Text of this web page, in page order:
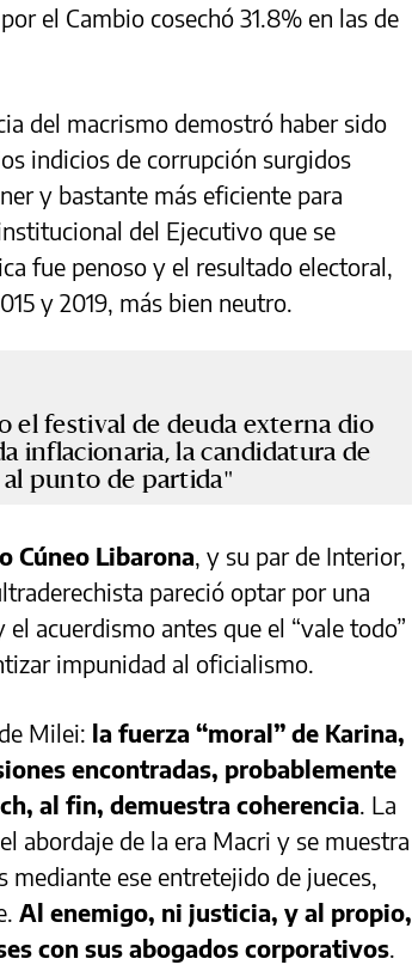
el Cambio cosechó 31.8% en las de
del macrismo demostró haber sido
indicios de corrupción surgidos
y bastante más eficiente para
del Ejecutivo que se
fue penoso y el resultado electoral,
y 2019, más bien neutro.
el festival de deuda externa dio
inflacionaria, la candidatura de
punto de partida
Cúneo Libarona, y su par de Interior,
pareció optar por una
acuerdismo antes que el “vale todo”
impunidad al oficialismo.
Milei: la fuerza “moral” de Karina,
encontradas, probablemente
al fin, demuestra coherencia. La
abordaje de la era Macri y se muestra
ese entretejido de jueces,
Al enemigo, ni justicia, y al propio,
con sus abogados corporativos.